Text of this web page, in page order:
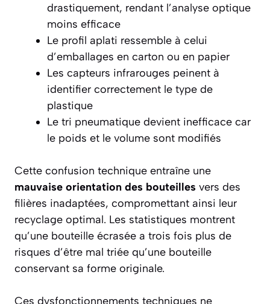
drastiquement, rendant l’analyse optique
moins efficace
Le profil aplati ressemble à celui
d’emballages en carton ou en papier
Les capteurs infrarouges peinent à
identifier correctement le type de
plastique
Le tri pneumatique devient inefficace car
le poids et le volume sont modifiés
Cette confusion technique entraîne une
mauvaise orientation des bouteilles vers des
filières inadaptées, compromettant ainsi leur
recyclage optimal. Les statistiques montrent
qu’une bouteille écrasée a trois fois plus de
risques d’être mal triée qu’une bouteille
conservant sa forme originale.
Ces dysfonctionnements techniques ne